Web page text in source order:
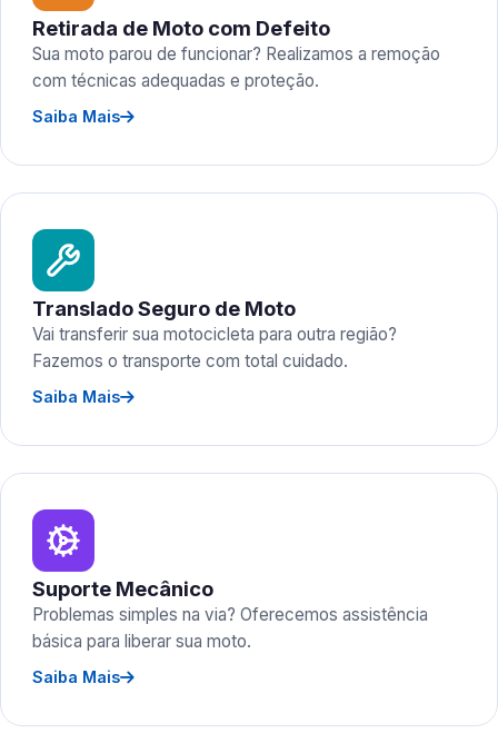
Retirada de Moto com Defeito
Sua moto parou de funcionar? Realizamos a remoção
com técnicas adequadas e proteção.
Saiba Mais
Translado Seguro de Moto
Vai transferir sua motocicleta para outra região?
Fazemos o transporte com total cuidado.
Saiba Mais
Suporte Mecânico
Problemas simples na via? Oferecemos assistência
básica para liberar sua moto.
Saiba Mais